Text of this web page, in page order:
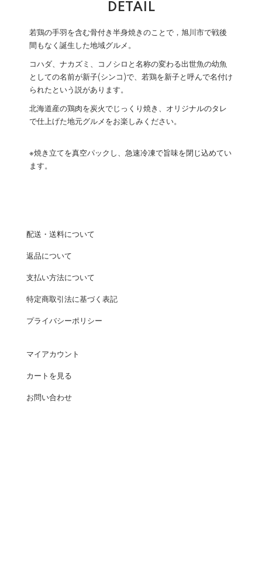
DETAIL
若鶏の手羽を含む骨付き半身焼きのことで，旭川市で戦後
間もなく誕生した地域グルメ。
コハダ、ナカズミ、コノシロと名称の変わる出世魚の幼魚
としての名前が新子(シンコ)で、若鶏を新子と呼んで名付け
られたという説があります。
北海道産の鶏肉を炭火でじっくり焼き、オリジナルのタレ
で仕上げた地元グルメをお楽しみください。
※焼き立てを真空パックし、急速冷凍で旨味を閉じ込めてい
ます。
配送・送料について
返品について
支払い方法について
特定商取引法に基づく表記
プライバシーポリシー
マイアカウント
カートを見る
お問い合わせ